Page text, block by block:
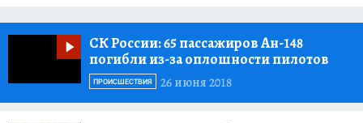
CК России:65 пассажиров Ан-148
погибли из-за оплошности пилотов
26 июня 2018
ПРОИСШЕСТВИЯ